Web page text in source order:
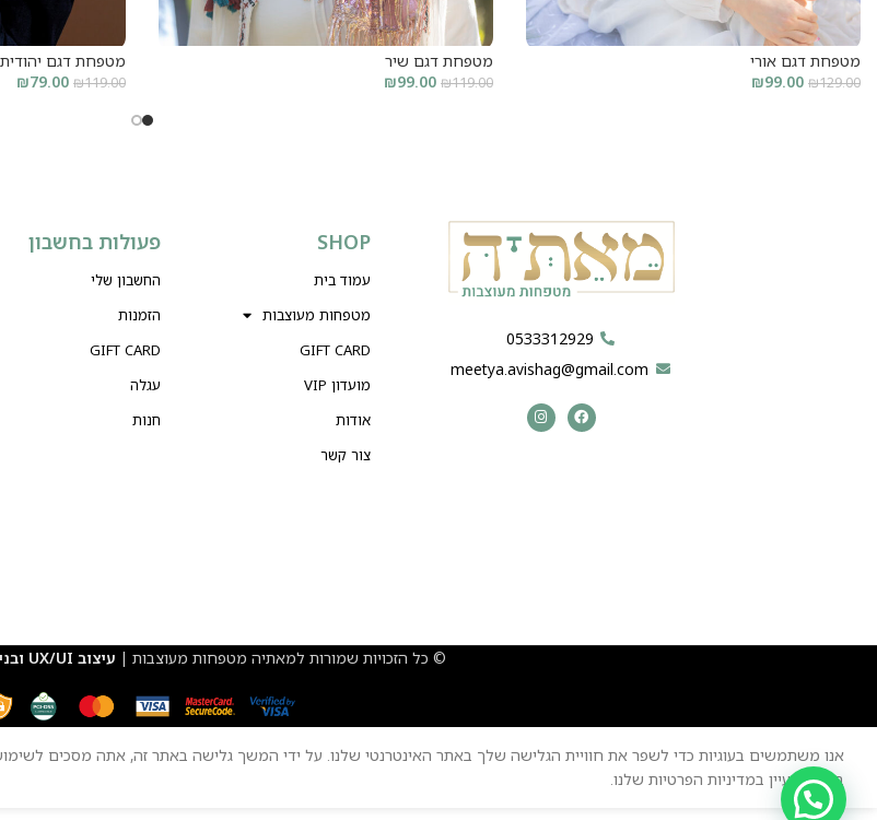
מטפחת דגם אורי
₪129.00
₪99.00
מטפחת דגם שיר
₪119.00
₪99.00
מטפחת דגם יהודית
₪119.00
₪79.00
0533312929
meetya.avishag@gmail.com
SHOP
עמוד בית
מטפחות מעוצבות
GIFT CARD
מועדון VIP
אודות
צור קשר
פעולות בחשבון
החשבון שלי
הזמנות
GIFT CARD
עגלה
חנות
© כל הזכויות שמורות למאתיה מטפחות מעוצבות | עיצוב UX/UI ובניית אתרים - סטודיו פרץ
אנו משתמשים בעוגיות כדי לשפר את חוויית הגלישה שלך באתר האינטרנטי שלנו. על ידי המשך גלישה באתר זה, אתה מסכים
בעוגיות, עיין במדיניות הפרטיות שלנו.